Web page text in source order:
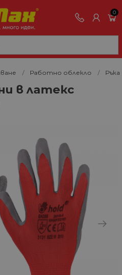
0
Работно облекло
в латекс